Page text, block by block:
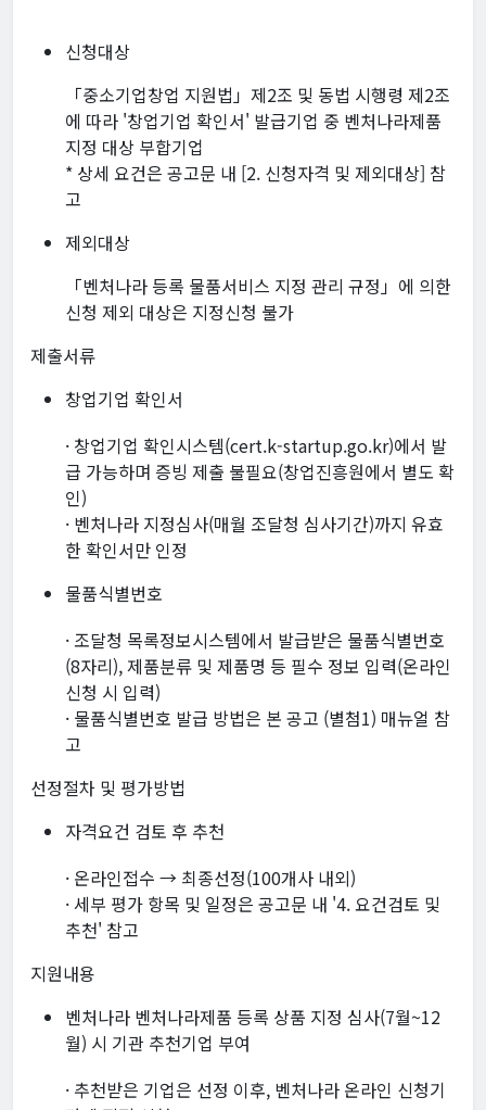
신청대상
「중소기업창업 지원법」제2조 및 동법 시행령 제2조
에 따라 '창업기업 확인서' 발급기업 중 벤처나라제품
지정 대상 부합기업
* 상세 요건은 공고문 내 [2. 신청자격 및 제외대상] 참
고
제외대상
「벤처나라 등록 물품서비스 지정 관리 규정」에 의한
신청 제외 대상은 지정신청 불가
제출서류
창업기업 확인서
· 창업기업 확인시스템(cert.k-startup.go.kr)에서 발
급 가능하며 증빙 제출 불필요(창업진흥원에서 별도 확
인)
· 벤처나라 지정심사(매월 조달청 심사기간)까지 유효
한 확인서만 인정
물품식별번호
· 조달청 목록정보시스템에서 발급받은 물품식별번호
(8자리), 제품분류 및 제품명 등 필수 정보 입력(온라인
신청 시 입력)
· 물품식별번호 발급 방법은 본 공고 (별첨1) 매뉴얼 참
고
선정절차 및 평가방법
자격요건 검토 후 추천
· 온라인접수 → 최종선정(100개사 내외)
· 세부 평가 항목 및 일정은 공고문 내 '4. 요건검토 및
추천' 참고
지원내용
벤처나라 벤처나라제품 등록 상품 지정 심사(7월~12
월) 시 기관 추천기업 부여
· 추천받은 기업은 선정 이후, 벤처나라 온라인 신청기